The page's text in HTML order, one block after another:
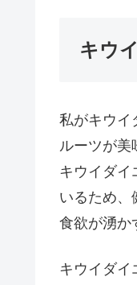
キウ
私がキウイ
ルーツが美
キウイダイ
いるため、
食欲が湧か
キウイダイ